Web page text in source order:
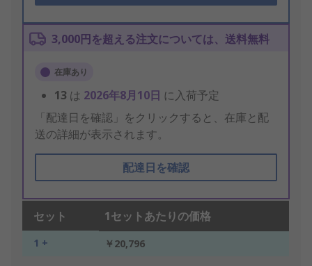
3,000円を超える注文については、送料無料
在庫あり
13 は 2026年8月10日 に入荷予定
「配達日を確認」をクリックすると、在庫と配
送の詳細が表示されます。
配達日を確認
セット 1セットあたりの価格
1 + ￥20,796